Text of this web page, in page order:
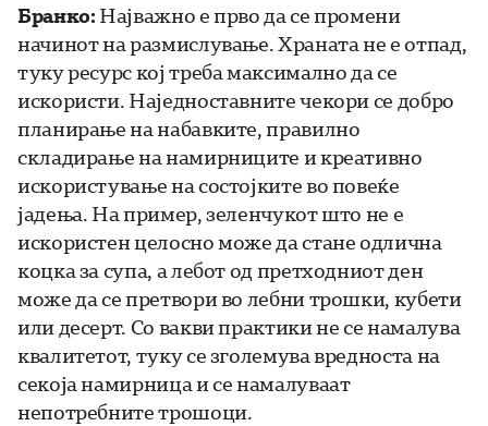
Бранко: Најважно е прво да се промени
начинот на размислување. Храната не е отпад,
туку ресурс кој треба максимално да се
искористи. Наједноставните чекори се добро
планирање на набавките, правилно
складирање на намирниците и креативно
искористување на состојките во повеќе
јадења. На пример, зеленчукот што не е
искористен целосно може да стане одлична
коцка за супа, а лебот од претходниот ден
може да се претвори во лебни трошки, кубети
или десерт. Со вакви практики не се намалува
квалитетот, туку се зголемува вредноста на
секоја намирница и се намалуваат
непотребните трошоци.